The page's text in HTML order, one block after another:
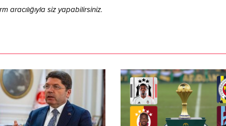
aracılığıyla siz yapabilirsiniz.